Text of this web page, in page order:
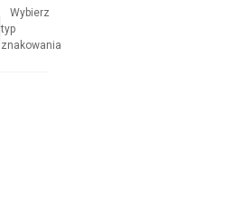
Wybierz
typ
znakowania